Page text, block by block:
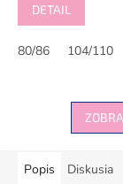
DETAIL
80/86 104/110
Popis Diskusia